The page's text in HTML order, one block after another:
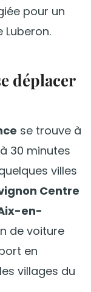
pour un
Luberon.
déplacer
se trouve à
à 30 minutes
villes
Centre
en-
de voiture
en
villages du